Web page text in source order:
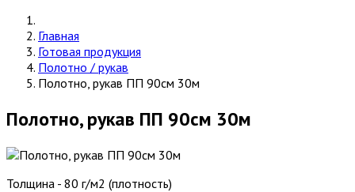
Главная
Готовая продукция
Полотно / рукав
Полотно, рукав ПП 90см 30м
Полотно, рукав ПП 90см 30м
Толщина - 80 г/м2 (плотность)